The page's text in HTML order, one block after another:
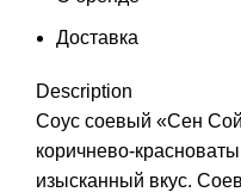
Доставка
Description
Соус соевый «Сен
коричнево-
изысканный вкус.